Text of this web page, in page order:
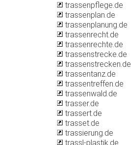
trassenpflege.de
trassenplan.de
trassenplanung.de
trassenrecht.de
trassenrechte.de
trassenstrecke.de
trassenstrecken.de
trassentanz.de
trassentreffen.de
trassenwald.de
trasser.de
trassert.de
trasset.de
trassierung.de
trassl-plastik.de